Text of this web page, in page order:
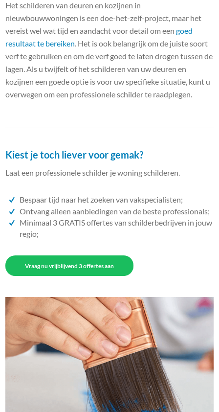
Het schilderen van deuren en kozijnen in
nieuwbouwwoningen is een doe-het-zelf-project, maar het
vereist wel wat tijd en aandacht voor detail om een ​​goed
resultaat te bereiken. Het is ook belangrijk om de juiste soort
verf te gebruiken en om de verf goed te laten drogen tussen de
lagen. Als u twijfelt of het schilderen van uw deuren en
kozijnen een goede optie is voor uw specifieke situatie, kunt u
overwegen om een ​​professionele schilder te raadplegen.
Kiest je toch liever voor gemak?
Laat een professionele schilder je woning schilderen.
Bespaar tijd naar het zoeken van vakspecialisten;
Ontvang alleen aanbiedingen van de beste professionals;
Minimaal 3 GRATIS offertes van schilderbedrijven in jouw
regio;
Vraag nu vrijblijvend 3 offertes aan